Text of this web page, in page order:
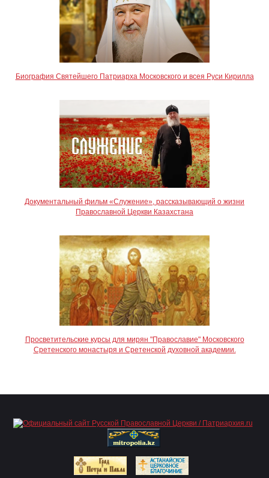
Биография Святейшего Патриарха Московского и всея Руси Кирилла
Документальный фильм «Служение», рассказывающий о жизни
Православной Церкви Казахстана
Просветительские курсы для мирян "Православие" Московского
Сретенского монастыря и Сретенской духовной академии.